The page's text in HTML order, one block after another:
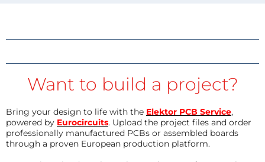
Want to build a project?
Bring your design to life with the Elektor PCB Service,
powered by Eurocircuits. Upload the project files and order
professionally manufactured PCBs or assembled boards
through a proven European production platform.